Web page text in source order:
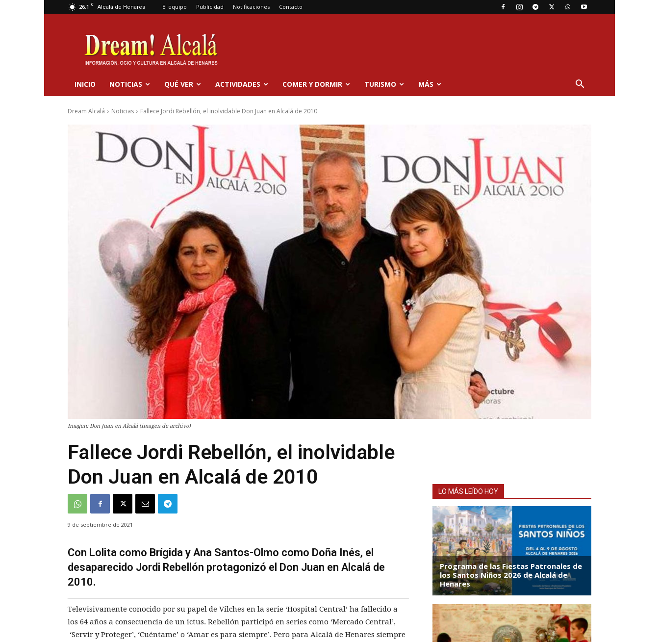
26.1 C Alcalá de Henares El equipo Publicidad Notificaciones Contacto
Dream
Alcalá
INICIO NOTICIAS QUÉ VER ACTIVIDADES COMER Y DORMIR TURISMO MÁS
Dream Alcalá Noticias Fallece Jordi Rebellón, el inolvidable Don Juan en Alcalá de 2010
Imagen: Don Juan en Alcalá (imagen de archivo)
Fallece Jordi Rebellón, el inolvidable
Don Juan en Alcalá de 2010
9 de septiembre de 2021
Con Lolita como Brígida y Ana Santos-Olmo como Doña Inés, el
desaparecido Jordi Rebellón protagonizó el Don Juan en Alcalá de
2010.
Televisivamente conocido por su papel de Vilches en la serie ‘Hospital Central’ ha fallecido a
los 64 años a consecuencia de un ictus. Rebellón participó en series como ‘Mercado Central’,
‘Servir y Proteger’, ‘Cuéntame’ o ‘Amar es para siempre’. Pero para Alcalá de Henares siempre
LO MÁS LEÍDO HOY